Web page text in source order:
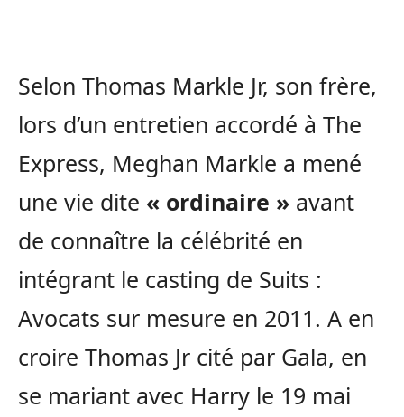
Selon Thomas Markle Jr, son frère,
lors d’un entretien accordé à The
Express, Meghan Markle a mené
une vie dite « ordinaire » avant
de connaître la célébrité en
intégrant le casting de Suits :
Avocats sur mesure en 2011. A en
croire Thomas Jr cité par Gala, en
se mariant avec Harry le 19 mai